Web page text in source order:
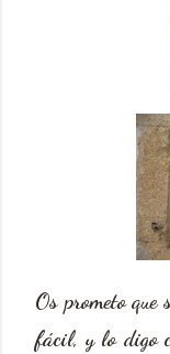
Os prometo
fácil, y lo digo